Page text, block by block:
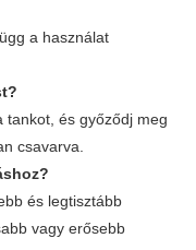
a használat
tankot, és győződj meg
csavarva.
és legtisztább
vagy erősebb